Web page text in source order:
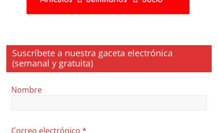
Suscríbete a nuestra gaceta electrónica
(semanal y gratuita)
Nombre
Correo electrónico*